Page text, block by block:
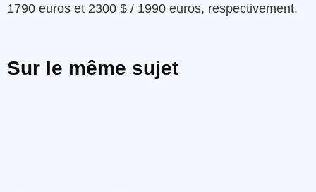
1790 euros et 2300 $ / 1990 euros, respectivement.
Sur le même sujet